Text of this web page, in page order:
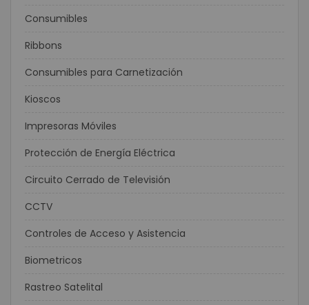
Consumibles
Ribbons
Consumibles para Carnetización
Kioscos
Impresoras Móviles
Protección de Energía Eléctrica
Circuito Cerrado de Televisión
CCTV
Controles de Acceso y Asistencia
Biometricos
Rastreo Satelital